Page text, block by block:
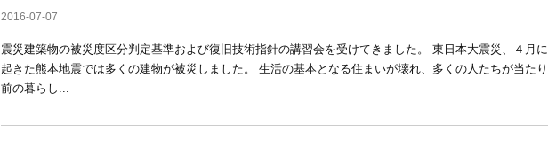
2016-07-07
震災建築物の被災度区分判定基準および復旧技術指針の講習会を受けてきました。 東日本大震災、４月に
起きた熊本地震では多くの建物が被災しました。 生活の基本となる住まいが壊れ、多くの人たちが当たり
前の暮らし...